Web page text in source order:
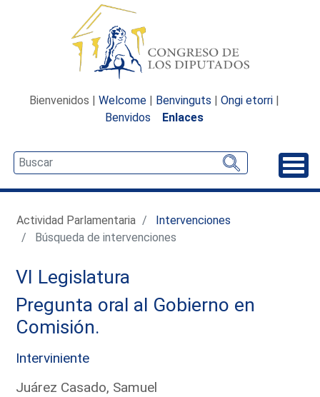
Bienvenidos | Welcome | Benvinguts | Ongi etorri |
Benvidos
Enlaces
Actividad Parlamentaria
Intervenciones
Búsqueda de intervenciones
VI Legislatura
Pregunta oral al Gobierno en
Comisión.
Interviniente
Juárez Casado, Samuel